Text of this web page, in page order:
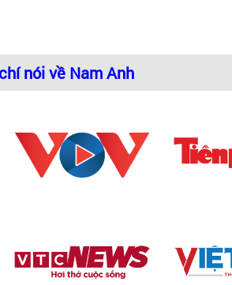
nói về Nam Anh